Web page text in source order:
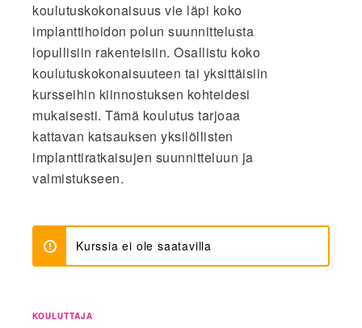
koulutuskokonaisuus vie läpi koko
implanttihoidon polun suunnittelusta
lopullisiin rakenteisiin. Osallistu koko
koulutuskokonaisuuteen tai yksittäisiin
kursseihin kiinnostuksen kohteidesi
mukaisesti. Tämä koulutus tarjoaa
kattavan katsauksen yksilöllisten
implanttiratkaisujen suunnitteluun ja
valmistukseen.
Kurssia ei ole saatavilla
KOULUTTAJA